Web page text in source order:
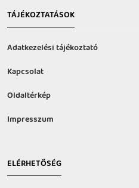
TÁJÉKOZTATÁSOK
Adatkezelési tájékoztató
Kapcsolat
Oldaltérkép
Impresszum
ELÉRHETŐSÉG